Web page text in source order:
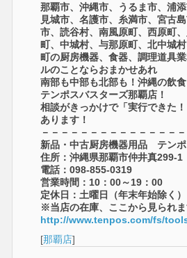
那覇市、沖縄市、うるま市、浦
見城市、名護市、糸満市、宮古
市、読谷村、南風原町、西原町
町、中城村、与那原町、北中城
町の厨房機器、食器、調理道具
ルのことならおまかせあれ
南部も中部も北部も！沖縄の飲
テンポスバスターズ那覇店！
相談がきっかけで「実行できた
あります！
－－－－－－－－－－－－－－
新品・中古厨房機器用品 テン
住所：沖縄県那覇市仲井真299-1
電話：098-855-0319
営業時間：10：00～19：00
定休日：土曜日（年末年始除く）
※当店の在庫、ここから見られま
http://www.tenpos.com/fs/
[那覇店]